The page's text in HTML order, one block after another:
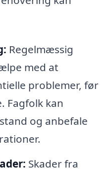
Regelmæssig
med at
problemer, før
Fagfolk kan
og anbefale
Skader fra